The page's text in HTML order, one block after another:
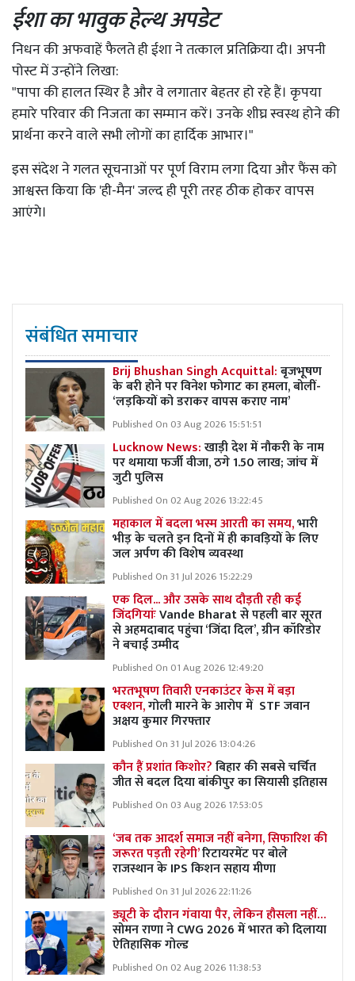
ईशा का भावुक हेल्थ अपडेट
निधन की अफवाहें फैलते ही ईशा ने तत्काल प्रतिक्रिया दी। अपनी
पोस्ट में उन्होंने लिखा:
"पापा की हालत स्थिर है और वे लगातार बेहतर हो रहे हैं। कृपया
हमारे परिवार की निजता का सम्मान करें। उनके शीघ्र स्वस्थ होने की
प्रार्थना करने वाले सभी लोगों का हार्दिक आभार।"
इस संदेश ने गलत सूचनाओं पर पूर्ण विराम लगा दिया और फैंस को
आश्वस्त किया कि 'ही-मैन' जल्द ही पूरी तरह ठीक होकर वापस
आएंगे।
संबंधित समाचार
Brij Bhushan Singh Acquittal:बृजभूषण
के बरी होने पर विनेश फोगाट का हमला, बोलीं-
‘लड़कियों को डराकर वापस कराए नाम’
Published On 03 Aug 2026 15:51:51
Lucknow News:खाड़ी देश में नौकरी के नाम
पर थमाया फर्जी वीजा, ठगे 1.50 लाख; जांच में
जुटी पुलिस
Published On 02 Aug 2026 13:22:45
महाकाल में बदला भस्म आरती का समय,भारी
भीड़ के चलते इन दिनों में ही कावड़ियों के लिए
जल अर्पण की विशेष व्यवस्था
Published On 31 Jul 2026 15:22:29
एक दिल... और उसके साथ दौड़ती रही कई
जिंदगियांःVande Bharat से पहली बार सूरत
से अहमदाबाद पहुंचा ‘जिंदा दिल’, ग्रीन कॉरिडोर
ने बचाई उम्मीद
Published On 01 Aug 2026 12:49:20
भरतभूषण तिवारी एनकाउंटर केस में बड़ा
एक्शन,गोली मारने के आरोप में STF जवान
अक्षय कुमार गिरफ्तार
Published On 31 Jul 2026 13:04:26
कौन हैं प्रशांत किशोर?बिहार की सबसे चर्चित
जीत से बदल दिया बांकीपुर का सियासी इतिहास
Published On 03 Aug 2026 17:53:05
‘जब तक आदर्श समाज नहीं बनेगा, सिफारिश की
जरूरत पड़ती रहेगी’रिटायरमेंट पर बोले
राजस्थान के IPS किशन सहाय मीणा
Published On 31 Jul 2026 22:11:26
ड्यूटी के दौरान गंवाया पैर, लेकिन हौसला नहीं…
सोमन राणा ने CWG 2026 में भारत को दिलाया
ऐतिहासिक गोल्ड
Published On 02 Aug 2026 11:38:53